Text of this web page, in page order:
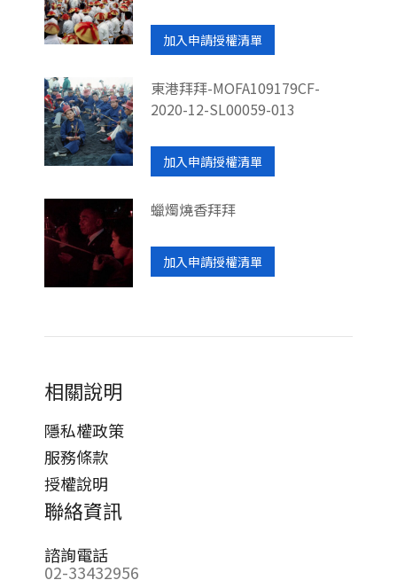
加入申請授權清單
東港拜拜-MOFA109179CF-
2020-12-SL00059-013
加入申請授權清單
蠟燭燒香拜拜
加入申請授權清單
相關說明
隱私權政策
服務條款
授權說明
聯絡資訊
諮詢電話
02-33432956